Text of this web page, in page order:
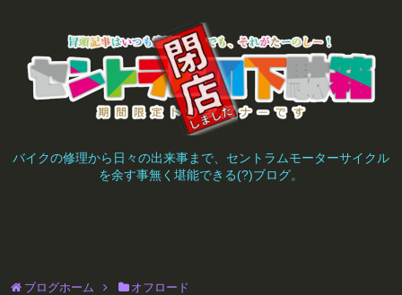
バイクの修理から日々の出来事まで、セントラムモーターサイクル
を余す事無く堪能できる(?)ブログ。
ブログホーム オフロード